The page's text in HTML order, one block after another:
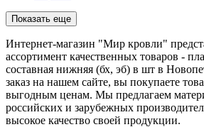
Показать еще
Интернет-магазин "Мир кровли"
ассортимент качественных товаров -
составная нижняя (бх, эб) в шт в
заказ на нашем сайте, вы покупаете
выгодным ценам. Мы предлагаем
российских и зарубежных
высокое качество своей продукции.